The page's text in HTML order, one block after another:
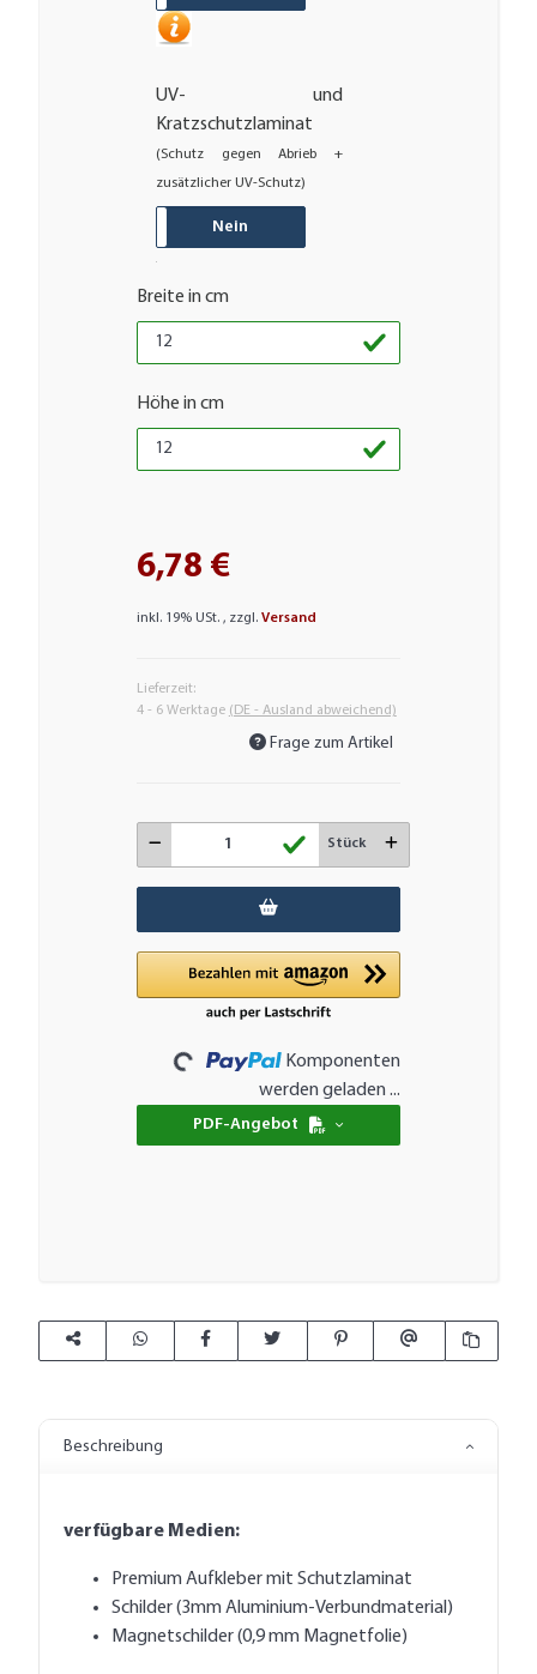
UV- und
Kratzschutzlaminat
(Schutz gegen Abrieb +
zusätzlicher UV-Schutz)
Nein
Breite in cm
Höhe in cm
6,78 €
inkl. 19% USt. , zzgl. Versand
Lieferzeit:
4 - 6 Werktage (DE - Ausland abweichend)
Frage zum Artikel
Stück
Loading...
Komponenten
werden geladen ...
PDF-Angebot
Beschreibung
verfügbare Medien:
Premium Aufkleber mit Schutzlaminat
Schilder (3mm Aluminium-Verbundmaterial)
Magnetschilder (0,9 mm Magnetfolie)